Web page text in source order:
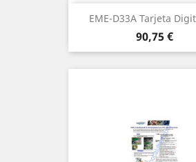
EME-D33A Tarjeta
Precio
90,75 €